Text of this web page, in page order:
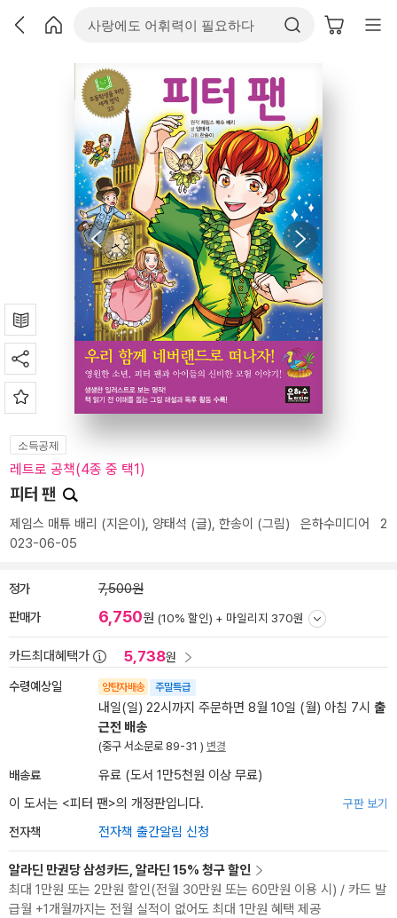
소득공제
레트로 공책(4종 중 택1)
피터 팬
제임스 매튜 배리 (지은이), 양태석 (글), 한송이 (그림) 은하수미디어
2
023-06-05
정가 7,500원
판매가 6,750원 (10% 할인) + 마일리지 370원
카드최대혜택가 5,738원
수령예상일 양탄자배송 주말특급
내일(일) 22시까지 주문하면 8월 10일 (월) 아침 7시 출
근전 배송
(중구 서소문로 89-31 ) 변경
배송료
유료 (도서 1만5천원 이상 무료)
이 도서는 <피터 팬>의 개정판입니다. 구판 보기
전자책 전자책 출간알림 신청
알라딘 만권당 삼성카드, 알라딘 15% 청구 할인
최대 1만원 또는 2만원 할인(전월 30만원 또는 60만원 이용 시) / 카드 발
급월 +1개월까지는 전월 실적이 없어도 최대 1만원 혜택 제공